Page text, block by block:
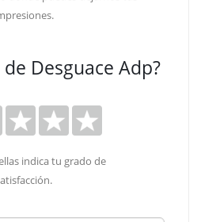
Desguace Adp?
indica tu grado de